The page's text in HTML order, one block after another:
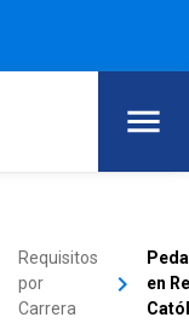
Requisitos
por
Carrera
keyboard_arrow_right
en